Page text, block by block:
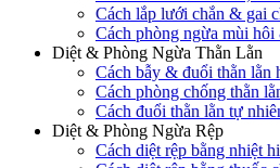
Cách lắp lưới chắn & gai
Cách phòng ngừa mùi
Diệt & Phòng Ngừa Thằn Lằn
Cách bẫy & đuổi thằn lằn
Cách phòng chống thằn
Cách đuổi thằn lằn tự
Diệt & Phòng Ngừa Rệp
Cách diệt rệp bằng nhiệt